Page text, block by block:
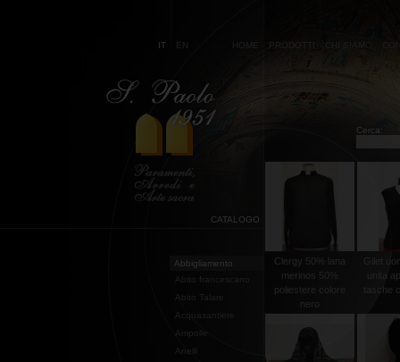
IT EN HOME PRODOTTI CHI SIAMO
Cerca:
CATALOGO
Abbigliamento
Abito francescano
Abito Talare
Acquasantiere
Ampolle
Anelli
Clergy 50% lana
merinos 50%
poliestere colore
nero
Gilet
unita
tasche